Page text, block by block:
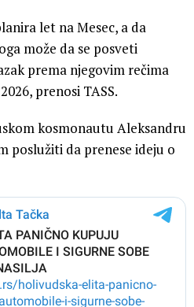
let na Mesec, a da
može da se posveti
prema njegovim rečima
prenosi TASS.
kosmonautu Aleksandru
poslužiti da prenese ideju o